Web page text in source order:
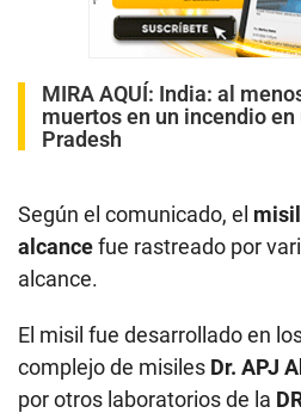
MIRA AQUÍ: India: al
muertos en un incendio
Pradesh
Según el comunicado, el
alcancefue rastreado por
alcance.
El misil fue desarrollado en
complejo de misiles Dr. APJ
por otros laboratorios de la